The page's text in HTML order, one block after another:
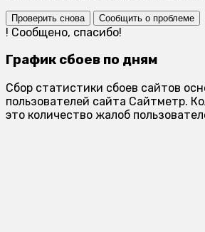
Проверить снова Сообщить о проблеме
! Сообщено, спасибо!
График сбоев по дням
Сбор статистики сбоев сайтов
пользователей сайта Сайтметр.
это количество жалоб